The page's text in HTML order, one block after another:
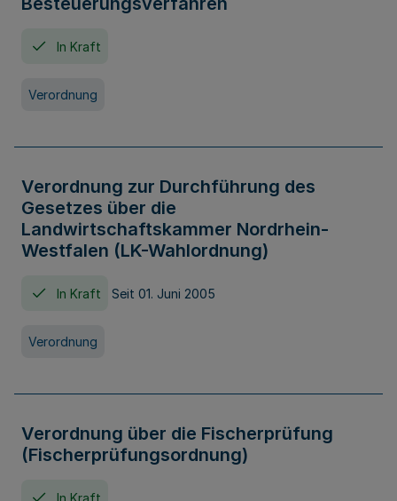
In Kraft
Verordnung
Verordnung zur Durchführung des
Gesetzes über die
Landwirtschaftskammer Nordrhein-
Westfalen (LK-Wahlordnung)
In Kraft Seit 01. Juni 2005
Verordnung
Verordnung über die Fischerprüfung
(Fischerprüfungsordnung)
In Kraft